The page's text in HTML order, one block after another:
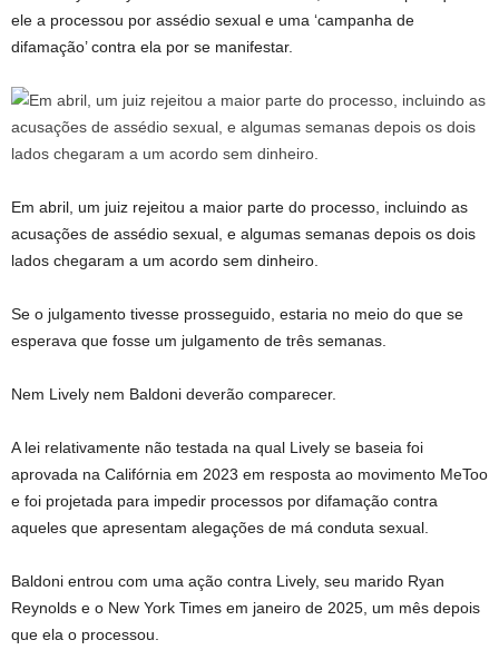
ele a processou por assédio sexual e uma ‘campanha de
difamação’ contra ela por se manifestar.
Em abril, um juiz rejeitou a maior parte do processo, incluindo as
acusações de assédio sexual, e algumas semanas depois os dois
lados chegaram a um acordo sem dinheiro.
Se o julgamento tivesse prosseguido, estaria no meio do que se
esperava que fosse um julgamento de três semanas.
Nem Lively nem Baldoni deverão comparecer.
A lei relativamente não testada na qual Lively se baseia foi
aprovada na Califórnia em 2023 em resposta ao movimento MeToo
e foi projetada para impedir processos por difamação contra
aqueles que apresentam alegações de má conduta sexual.
Baldoni entrou com uma ação contra Lively, seu marido Ryan
Reynolds e o New York Times em janeiro de 2025, um mês depois
que ela o processou.